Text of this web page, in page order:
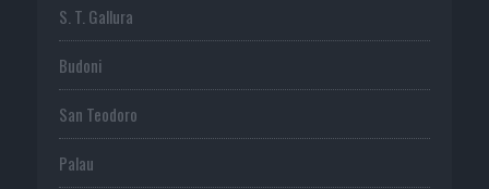
S. T. Gallura
Budoni
San Teodoro
Palau